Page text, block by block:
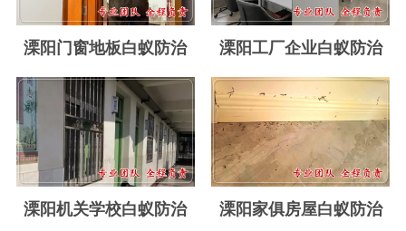
台州白蚁防治
玉环白蚁防治
温岭白蚁防治
临海白蚁防治
三门白蚁防治
溧阳门窗地板白蚁防治 溧阳工厂企业白蚁防治
溧阳机关学校白蚁防治 溧阳家俱房屋白蚁防治